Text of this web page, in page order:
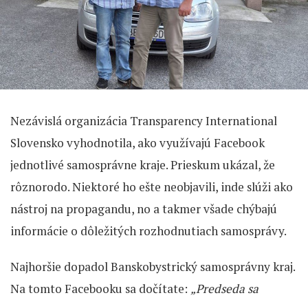
Nezávislá organizácia Transparency International
Slovensko vyhodnotila, ako využívajú Facebook
jednotlivé samosprávne kraje. Prieskum ukázal, že
rôznorodo. Niektoré ho ešte neobjavili, inde slúži ako
nástroj na propagandu, no a takmer všade chýbajú
informácie o dôležitých rozhodnutiach samosprávy.
Najhoršie dopadol Banskobystrický samosprávny kraj.
Na tomto Facebooku sa dočítate: „Predseda sa